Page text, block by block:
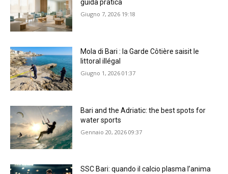
guida pratica
Giugno 7, 2026 19:18
Mola di Bari : la Garde Côtière saisit le
littoral illégal
Giugno 1, 2026 01:37
Bari and the Adriatic: the best spots for
water sports
Gennaio 20, 2026 09:37
SSC Bari: quando il calcio plasma l’anima